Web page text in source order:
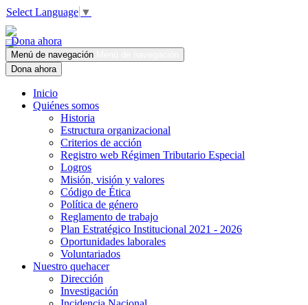
Select Language ▼
Dona ahora
Menú de navegación
Dona ahora
Inicio
Quiénes somos
Historia
Estructura organizacional
Criterios de acción
Registro web Régimen Tributario Especial
Logros
Misión, visión y valores
Código de Ética
Política de género
Reglamento de trabajo
Plan Estratégico Institucional 2021 - 2026
Oportunidades laborales
Voluntariados
Nuestro quehacer
Dirección
Investigación